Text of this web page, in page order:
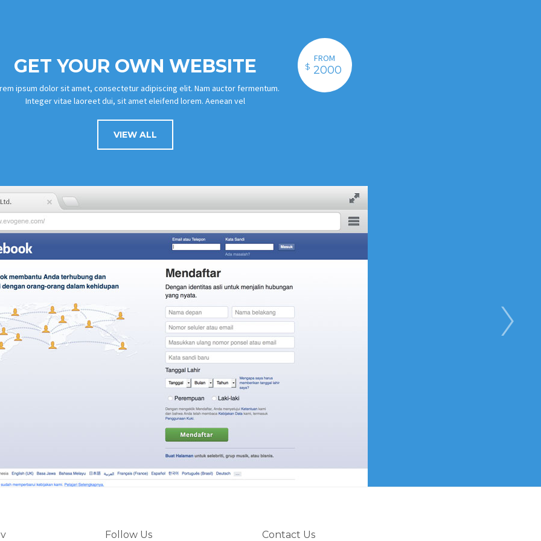
FROM
$ 2000
GET YOUR OWN WEBSITE
ipsum dolor sit amet, consectetur adipiscing elit. Nam auctor fermentum.
Integer vitae laoreet dui, sit amet eleifend lorem. Aenean vel
VIEW ALL
Follow Us Contact Us